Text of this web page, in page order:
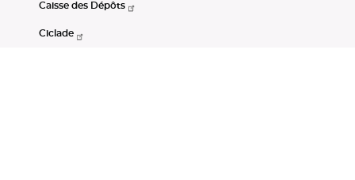
Caisse des Dépôts
Ciclade